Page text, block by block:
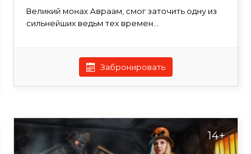
Великий монах Авраам, смог заточить одну из
сильнейших ведьм тех времен...
Забронировать
14+